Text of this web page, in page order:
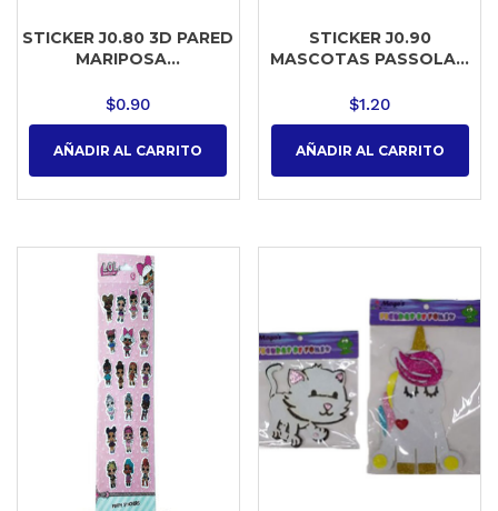
STICKER J0.80 3D PARED
MARIPOSA...
$0.90
AÑADIR AL CARRITO
STICKER J0.90
MASCOTAS PASSOLA...
$1.20
AÑADIR AL CARRITO